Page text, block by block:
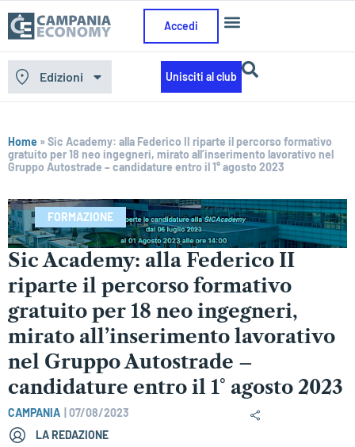
Accedi
Edizioni Unisciti al club
Home »Sic Academy: alla Federico II riparte il percorso formativo
gratuito per 18 neo ingegneri, mirato all’inserimento lavorativo nel
Gruppo Autostrade – candidature entro il 1° agosto 2023
FORMAZIONE
Sic Academy: alla Federico II
riparte il percorso formativo
gratuito per 18 neo ingegneri,
mirato all’inserimento lavorativo
nel Gruppo Autostrade –
candidature entro il 1° agosto 2023
CAMPANIA
07/08/2023
LA REDAZIONE